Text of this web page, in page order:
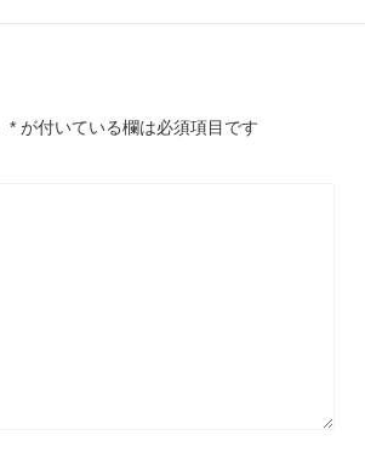
* が付いている欄は必須項目です